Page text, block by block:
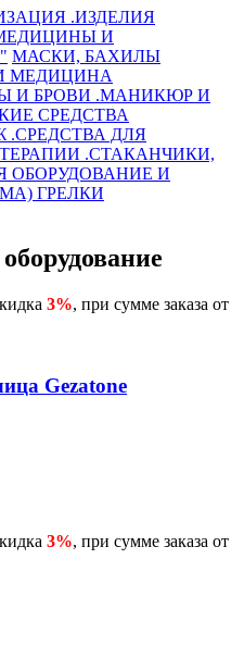
.ИЗДЕЛИЯ
И
МАСКИ, БАХИЛЫ
МЕДИЦИНА
И БРОВИ .МАНИКЮР И
СРЕДСТВА
.СРЕДСТВА ДЛЯ
.СТАКАНЧИКИ,
ОБОРУДОВАНИЕ И
ГРЕЛКИ
3%, при сумме заказа от
Gezatone
3%, при сумме заказа от